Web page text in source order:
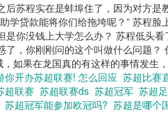
苏程实在是蚌埠住了，因为对方是
学贷款能将你们给拖垮呢？” 苏程
你没钱上大学怎么办？ 苏程低头
，你刚刚问的这个叫做什么问题？
如果在龙国真的有这样的事情发生
你开办苏超联赛! 怎么回应 苏超比赛
超联赛 苏超联赛ds 苏超冠军 苏超
苏超冠军能参加欧冠吗? 苏超是哪个